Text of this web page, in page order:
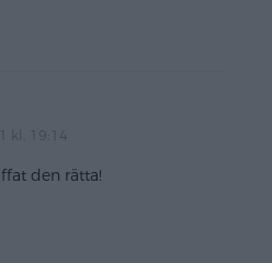
kl. 19:14
den rätta!